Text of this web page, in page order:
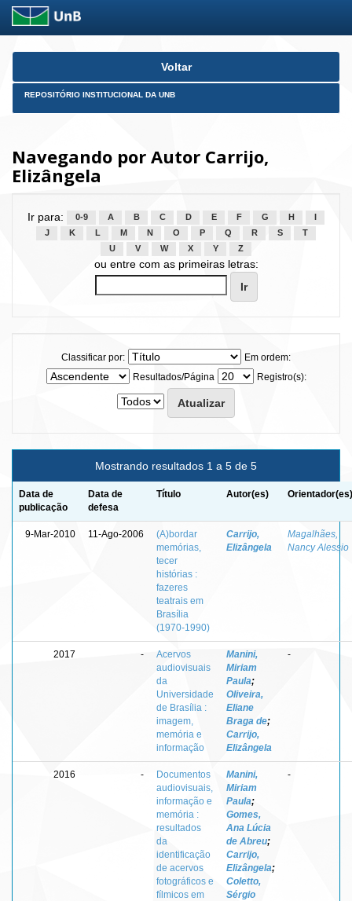
Skip
Voltar
REPOSITÓRIO INSTITUCIONAL DA UNB
Navegando por Autor Carrijo,
Elizângela
Ir para: 0-9 A B C D E F G H
J
K L M N O P Q R S
T
U
V W X Y Z
ou entre com as primeiras letras:
Classificar por:
Em ordem:
Resultados/Página
Registro(s):
Mostrando resultados 1 a 5 de 5
Data de
publicação
Data de
defesa
Título Autor(es) Orientador(es)
9-Mar-2010 11-Ago-2006
(A)bordar
memórias,
tecer
histórias :
fazeres
teatrais em
Brasília
(1970-1990)
Carrijo,
Elizângela
Magalhães,
Nancy Alessio
2017 -
Acervos
audiovisuais
da
Universidade
de Brasília :
imagem,
memória e
informação
Manini,
Miriam
Paula;
Oliveira,
Eliane
Braga de;
Carrijo,
Elizângela
-
2016 -
Documentos
audiovisuais,
informação e
memória :
resultados
da
identificação
de acervos
fotográficos e
fílmicos em
Manini,
Miriam
Paula;
Gomes,
Ana Lúcia
de Abreu;
Carrijo,
Elizângela;
Coletto,
Sérgio
-